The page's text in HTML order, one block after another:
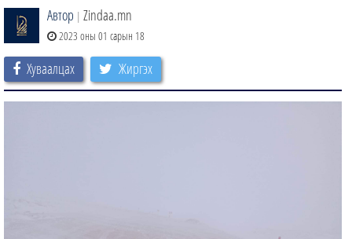
Автор | Zindaa.mn
2023 оны 01 сарын 18
Хуваалцах Жиргэх